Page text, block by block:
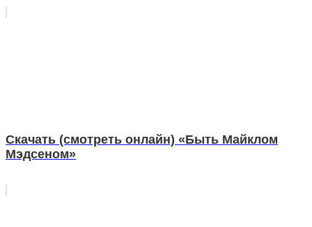
Скачать (смотреть онлайн) «Быть Майклом
Мэдсеном»